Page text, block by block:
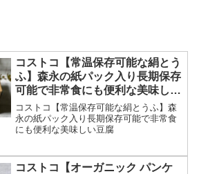
コストコ【常温保存可能な絹とう
ふ】森永の紙パック入り長期保存
可能で非常食にも便利な美味しい
豆腐
コストコ【常温保存可能な絹とうふ】森
永の紙パック入り長期保存可能で非常食
にも便利な美味しい豆腐
コストコ【オーガニック パンケ